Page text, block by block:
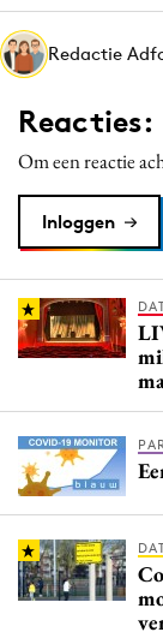
Media
Merkstrategie
Programmatic
Purpose Marketing
Redactie
Reacties:
Om een reactie
Inloggen